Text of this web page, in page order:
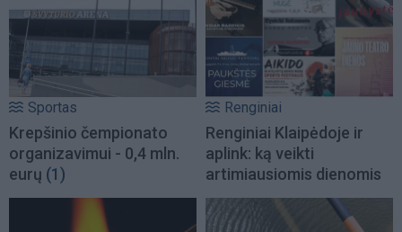
Sportas
Krepšinio čempionato
organizavimui - 0,4 mln.
eurų (1)
Renginiai
Renginiai Klaipėdoje ir
aplink: ką veikti
artimiausiomis dienomis